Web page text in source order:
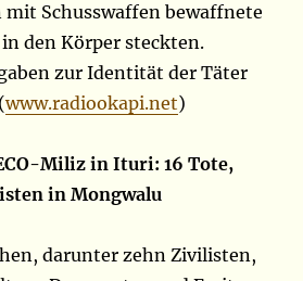
mit Schusswaffen bewaffnete
den Körper steckten.
zur Identität der Täter
www.radiookapi.net)
Miliz in Ituri: 16 Tote,
in Mongwalu
darunter zehn Zivilisten,